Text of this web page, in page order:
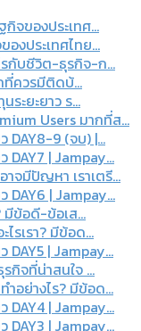
จของประเทศ...
งประเทศไทย...
กับชีวิต-ธุรกิจ-ก...
ควรมีติดบ้...
ะยะยาว ร...
Users มากที่ส...
DAY8-9 (จบ) |...
DAY7 | Jampay...
จมีปัญหา เราเตรี...
DAY6 | Jampay...
มีข้อดี-ข้อเส...
ไรเรา? มีข้อด...
| Jampay...
กิจที่น่าสนใจ ...
อย่างไร? มีข้อด...
DAY4 | Jampay...
DAY3 | Jampay...